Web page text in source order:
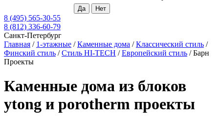
8 (495) 565-30-55
8 (812) 336-60-79
Санкт-Петербург
Главная / 1-этажные /Каменные дома /Классический стиль /
Финский стиль /Стиль HI-TECH /Европейский стиль /Барн
Проекты
Каменные дома из блоков
ytong и porotherm проекты